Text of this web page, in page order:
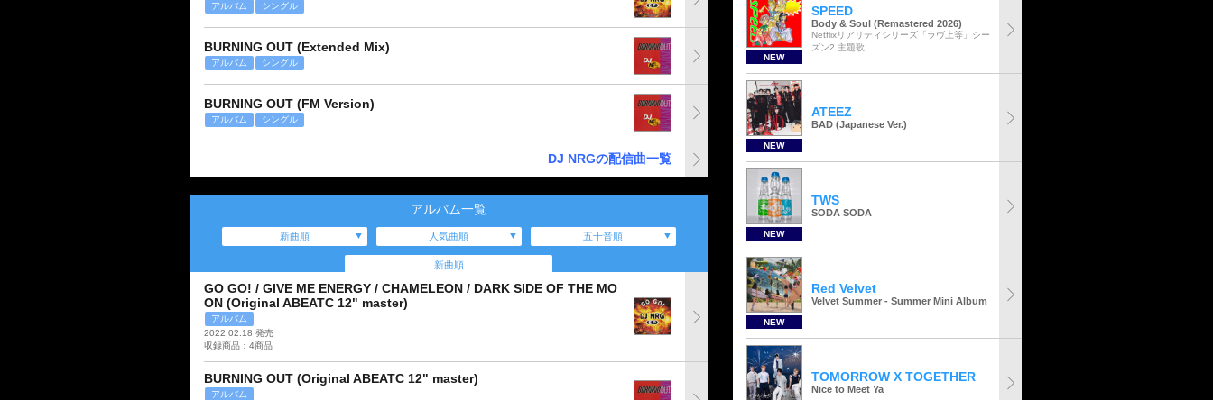
アルバム シングル
BURNING OUT (Extended Mix)
アルバム シングル
BURNING OUT (FM Version)
アルバム シングル
DJ NRGの配信曲一覧
アルバム一覧
新曲順 人気曲順 五十音順
新曲順
GO GO! / GIVE ME ENERGY / CHAMELEON / DARK SIDE OF THE MO
ON (Original ABEATC 12" master)
アルバム
2022.02.18 発売
収録商品：4商品
BURNING OUT (Original ABEATC 12" master)
アルバム
NEW
SPEED
Body & Soul (Remastered 2026)
Netflixリアリティシリーズ「ラヴ上等」シー
ズン2 主題歌
NEW
ATEEZ
BAD (Japanese Ver.)
NEW
TWS
SODA SODA
NEW
Red Velvet
Velvet Summer - Summer Mini Album
TOMORROW X TOGETHER
Nice to Meet Ya